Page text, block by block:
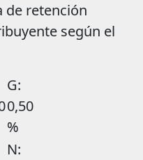
de retención
según el
G:
0,50
%
N: